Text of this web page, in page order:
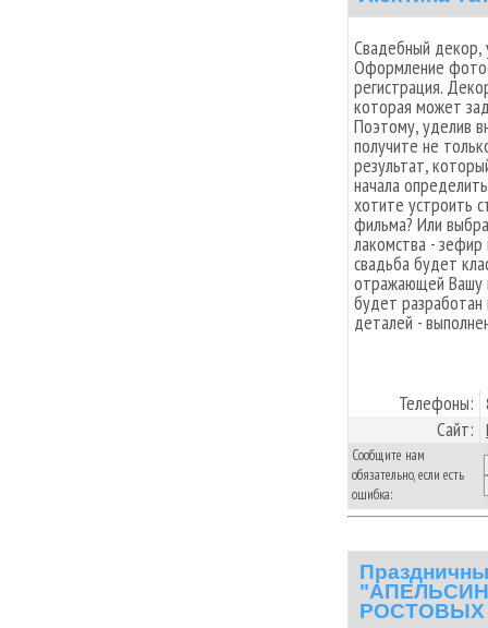
Свадебный декор,
Оформление
регистрация.
которая может
Поэтому, уделив
получите не
результат,
начала
хотите устроить
фильма? Или
лакомства -
свадьба будет
отражающей Вашу
будет разработан
деталей -
Телефоны:
Сайт:
Сообщите нам
обязательно, если есть
ошибка:
РОСТОВЫХ